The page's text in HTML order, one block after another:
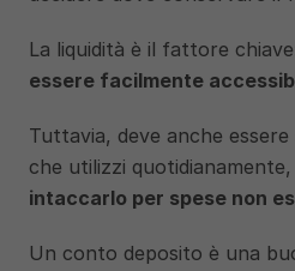
La liquidità è il fattore
essere facilmente
Tuttavia, deve anche
che utilizzi quotidianamente,
intaccarlo per spese non
Un conto deposito è una